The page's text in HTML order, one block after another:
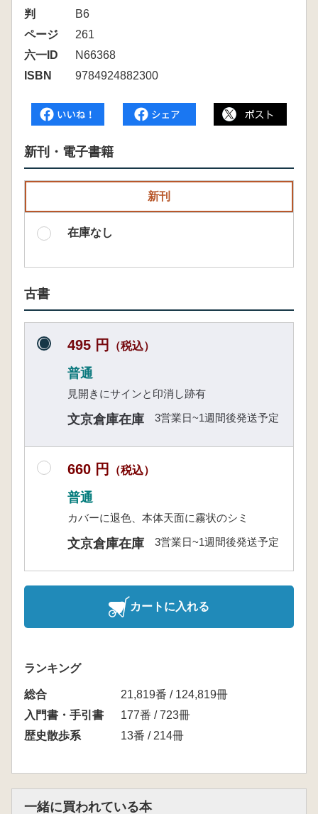
判
B6
ページ
261
六一ID
N66368
ISBN
9784924882300
新刊・電子書籍
新刊
在庫なし
古書
495 円 （税込）
普通
見開きにサインと印消し跡有
文京倉庫在庫 3営業日~1週間後発送予定
660 円 （税込）
普通
カバーに退色、本体天面に霧状のシミ
文京倉庫在庫 3営業日~1週間後発送予定
カートに入れる
ランキング
総合
21,819番 / 124,819冊
入門書・手引書
177番 / 723冊
歴史散歩系
13番 / 214冊
一緒に買われている本